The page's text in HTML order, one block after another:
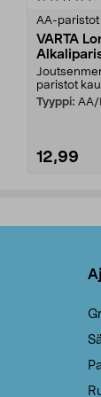
AA-paristot
VARTA
paristot
Tyyppi: AA/
12,99